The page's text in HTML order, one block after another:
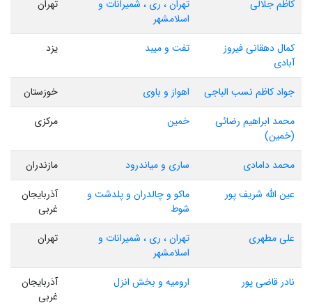
کاظم جلالی
تهران ، ری ، شمیرانات و
اسلامشهر
تهران
کمال دهقانی فیروز
آبادی
تفت و میبد یزد
جواد کاظم نسب الباجی اهواز و باوی
خوزستان
محمد ابراهیم رضائی
(خمین)
خمین مرکزی
محمد دامادی ساری و میاندرود
مازندران
عین الله شریف پور
ماکو و چالدران و پلدشت و
شوط
آذربایجان
غربی
علی مطهری
تهران ، ری ، شمیرانات و
اسلامشهر
تهران
نادر قاضی پور ارومیه و بخش انزل
آذربایجان
غربی